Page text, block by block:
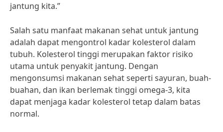
jantung kita.”
Salah satu manfaat makanan sehat untuk jantung
adalah dapat mengontrol kadar kolesterol dalam
tubuh. Kolesterol tinggi merupakan faktor risiko
utama untuk penyakit jantung. Dengan
mengonsumsi makanan sehat seperti sayuran, buah-
buahan, dan ikan berlemak tinggi omega-3, kita
dapat menjaga kadar kolesterol tetap dalam batas
normal.